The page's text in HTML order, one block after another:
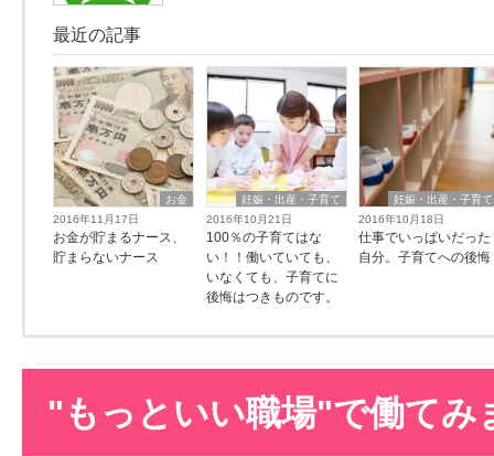
最近の記事
お金
2016年11月17日
お金が貯まるナース、
貯まらないナース
妊娠・出産・子育て
2016年10月21日
100％の子育てはな
い！！働いていても、
いなくても、子育てに
後悔はつきものです。
妊娠・出産・子育て
2016年10月18日
仕事でいっぱいだった
自分。子育てへの後悔
"もっといい職場"で働てみ